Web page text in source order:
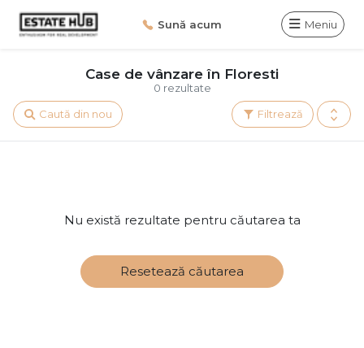
Sună acum Meniu
0 rezultate
Case de vânzare în Floresti
Filtrează
Caută din nou
Nu există rezultate pentru căutarea ta
Resetează căutarea